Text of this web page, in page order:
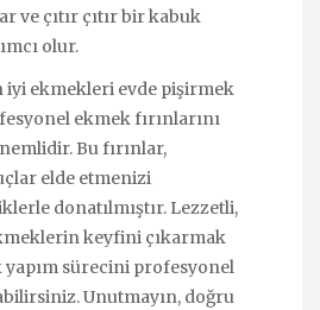
ve çıtır çıtır bir kabuk
olur.
iyi ekmekleri evde pişirmek
ekmek fırınlarını
Bu fırınlar,
elde etmenizi
donatılmıştır. Lezzetli,
keyfini çıkarmak
yapım sürecini profesyonel
Unutmayın, doğru